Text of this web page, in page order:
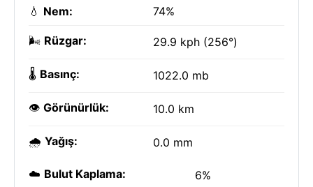
💧 Nem: 74%
🌬️ Rüzgar: 29.9 kph (256°)
🌡️ Basınç: 1022.0 mb
👁️ Görünürlük: 10.0 km
🌧️ Yağış: 0.0 mm
☁️ Bulut Kaplama: 6%